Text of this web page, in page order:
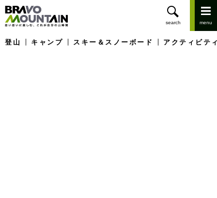
登山 キャンプ スキー＆スノーボード アクティビテ